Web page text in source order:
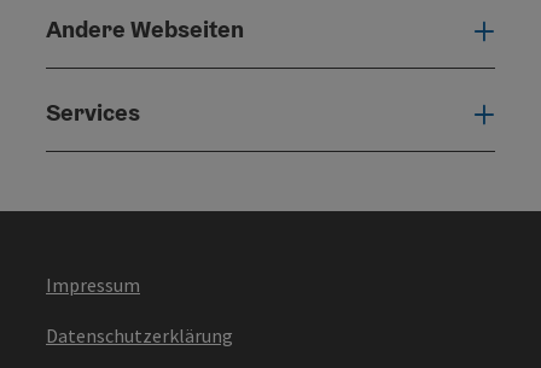
Andere Webseiten
Services
Impressum
Datenschutzerklärung